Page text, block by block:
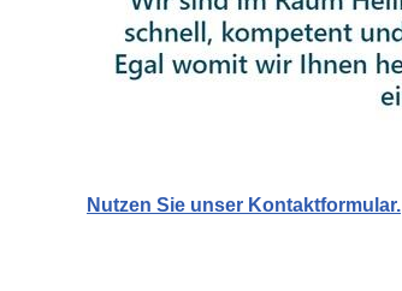
Nutzen Sie unser Kontaktformular.